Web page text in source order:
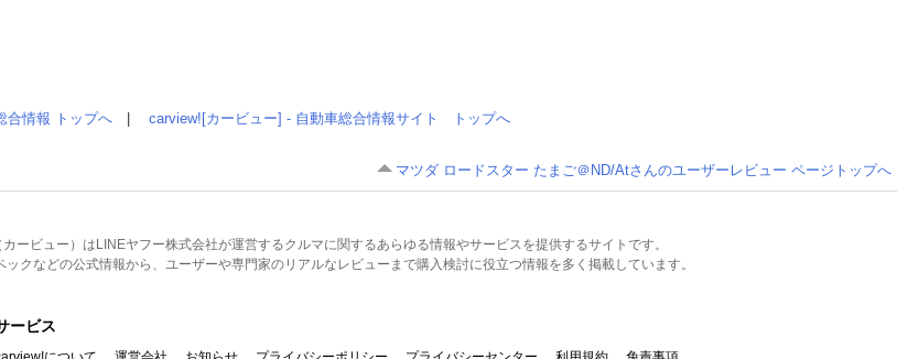
合情報 トップへ carview![カービュー] - 自動車総合情報サイト トップへ
マツダ ロードスター たまご＠ND/Atさんのユーザーレビュー ページトップへ
ービュー）はLINEヤフー株式会社が運営するクルマに関するあらゆる情報やサービスを提供するサイトです。
ックなどの公式情報から、ユーザーや専門家のリアルなレビューまで購入検討に役立つ情報を多く掲載しています。
ービス